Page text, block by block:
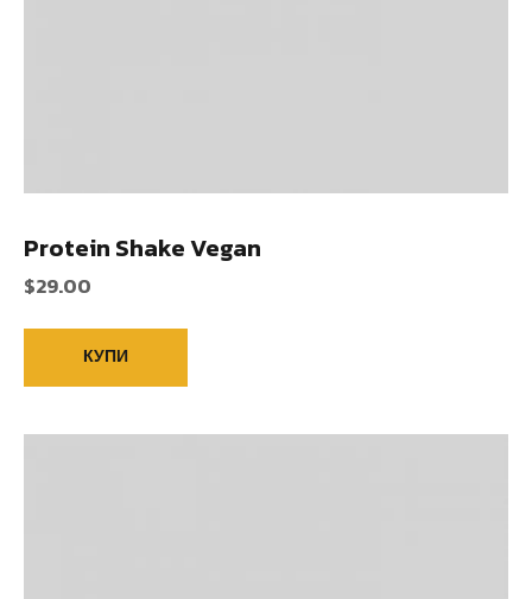
Protein Shake Vegan
$29.00
КУПИ